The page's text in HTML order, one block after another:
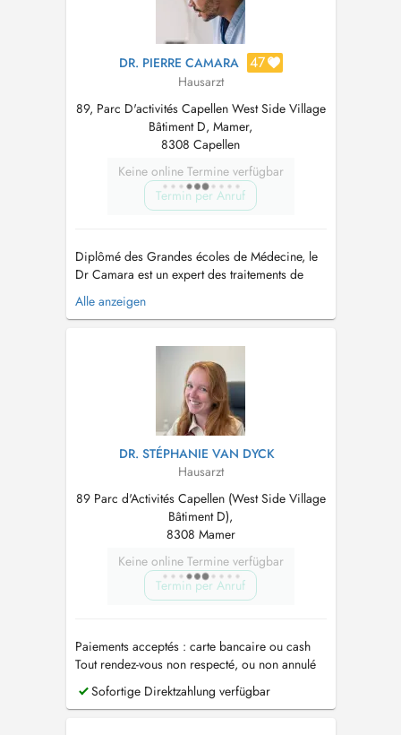
DR. PIERRE CAMARA 47
Hausarzt
89, Parc D'activités Capellen West Side Village
Bâtiment D, Mamer,
8308 Capellen
Keine online Termine verfügbar
Termin per Anruf
Diplômé des Grandes écoles de Médecine, le
Dr Camara est un expert des traitements de
réjuvénation, anti-âge et de micro-nutrition. Des
techniques non-invasives qui vous procurent
spectaculaires. Le Dr Camara propose des
protocoles de soins sur mesure...
Alle anzeigen
DR. STÉPHANIE VAN DYCK
Hausarzt
89 Parc d'Activités Capellen (West Side Village
Bâtiment D),
8308 Mamer
Keine online Termine verfügbar
Termin per Anruf
Paiements acceptés : carte bancaire ou cash
Tout rendez-vous non respecté, ou non annulé
au moins 24h avant, sera facturé
Sofortige Direktzahlung verfügbar